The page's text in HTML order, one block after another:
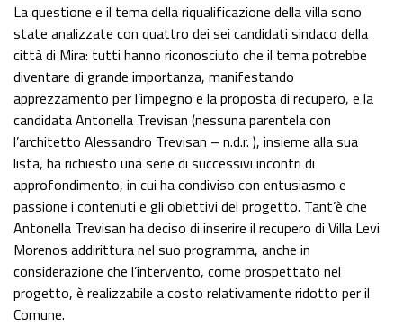
La questione e il tema della riqualificazione della villa sono
state analizzate con quattro dei sei candidati sindaco della
città di Mira: tutti hanno riconosciuto che il tema potrebbe
diventare di grande importanza, manifestando
apprezzamento per l’impegno e la proposta di recupero, e la
candidata Antonella Trevisan (nessuna parentela con
l’architetto Alessandro Trevisan – n.d.r. ), insieme alla sua
lista, ha richiesto una serie di successivi incontri di
approfondimento, in cui ha condiviso con entusiasmo e
passione i contenuti e gli obiettivi del progetto. Tant’è che
Antonella Trevisan ha deciso di inserire il recupero di Villa Levi
Morenos addirittura nel suo programma, anche in
considerazione che l’intervento, come prospettato nel
progetto, è realizzabile a costo relativamente ridotto per il
Comune.